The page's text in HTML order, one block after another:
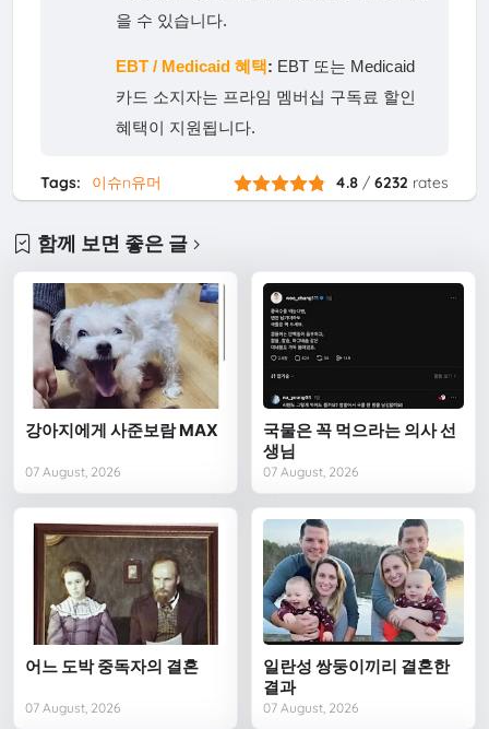
을 수 있습니다.
EBT / Medicaid 혜택: EBT 또는 Medicaid
카드 소지자는 프라임 멤버십 구독료 할인
혜택이 지원됩니다.
Tags: 이슈n유머 4.8 /6232 rates
함께 보면 좋은 글
강아지에게 사준보람 MAX
07 August, 2026
국물은 꼭 먹으라는 의사 선
생님
07 August, 2026
어느 도박 중독자의 결혼
07 August, 2026
일란성 쌍둥이끼리 결혼한
결과
07 August, 2026